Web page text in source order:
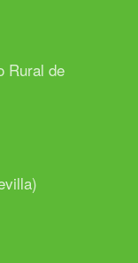
Rural de